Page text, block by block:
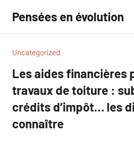
contenu
Pensées en évolution
Uncategorized
Les aides financières
travaux de toiture :
crédits d’impôt… les
connaître